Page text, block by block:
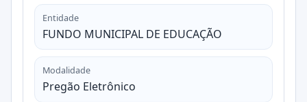
Entidade
FUNDO MUNICIPAL DE EDUCAÇÃO
Modalidade
Pregão Eletrônico